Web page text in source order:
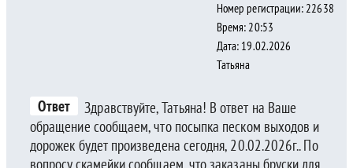
Номер регистрации: 22638
Время: 20:53
Дата: 19.02.2026
Татьяна
Ответ
Здравствуйте, Татьяна! В ответ на Ваше
обращение сообщаем, что посыпка песком выходов и
дорожек будет произведена сегодня, 20.02.2026г.. По
вопросу скамейки сообщаем, что заказаны бруски для